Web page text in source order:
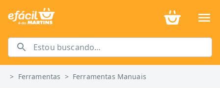
> Ferramentas > Ferramentas Manuais